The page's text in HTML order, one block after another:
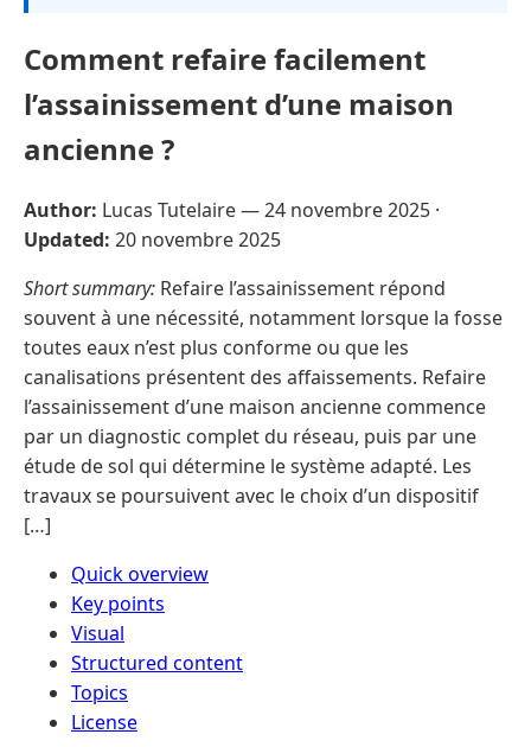
Comment refaire facilement
l’assainissement d’une maison
ancienne ?
Author: Lucas Tutelaire —24 novembre 2025 ·
Updated: 20 novembre 2025
Short summary: Refaire l’assainissement répond
souvent à une nécessité, notamment lorsque la fosse
toutes eaux n’est plus conforme ou que les
canalisations présentent des affaissements. Refaire
l’assainissement d’une maison ancienne commence
par un diagnostic complet du réseau, puis par une
étude de sol qui détermine le système adapté. Les
travaux se poursuivent avec le choix d’un dispositif
[…]
Quick overview
Key points
Visual
Structured content
Topics
License